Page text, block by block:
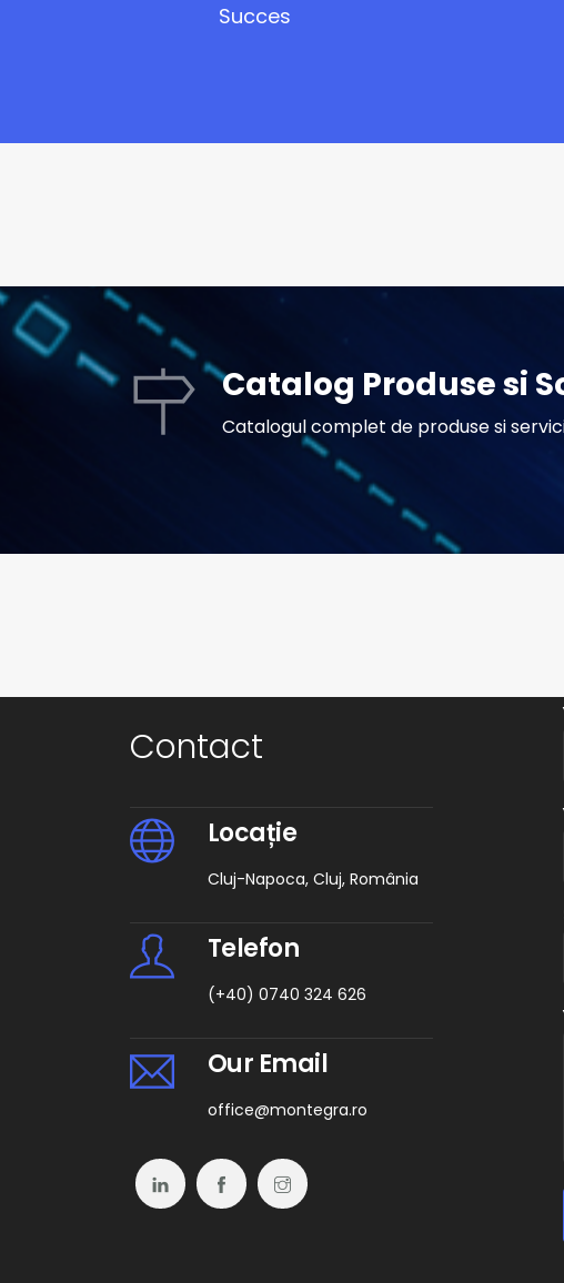
Succes
Catalog Produse si
Catalogul complet de produse si
Contact
Locație
Cluj-Napoca, Cluj, România
Telefon
(+40) 0740 324 626
Our Email
office@montegra.ro